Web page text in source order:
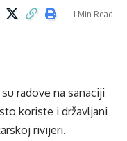
1 Min Read
radove na sanaciji
koriste i državljani
rivijeri.